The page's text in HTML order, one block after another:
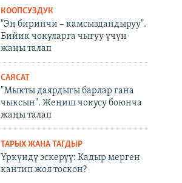
КООПСУЗДУК
"Эң биринчи – камсыздандыруу".
Бийик чокуларга чыгуу үчүн
жаңы талап
САЯСАТ
"Мыкты даярдыгы барлар гана
чыксын". Жеңиш чокусу боюнча
жаңы талап
ТАРЫХ ЖАНА ТАГДЫР
Үркүндү эскерүү: Кадыр мерген
кантип жол тоскон?